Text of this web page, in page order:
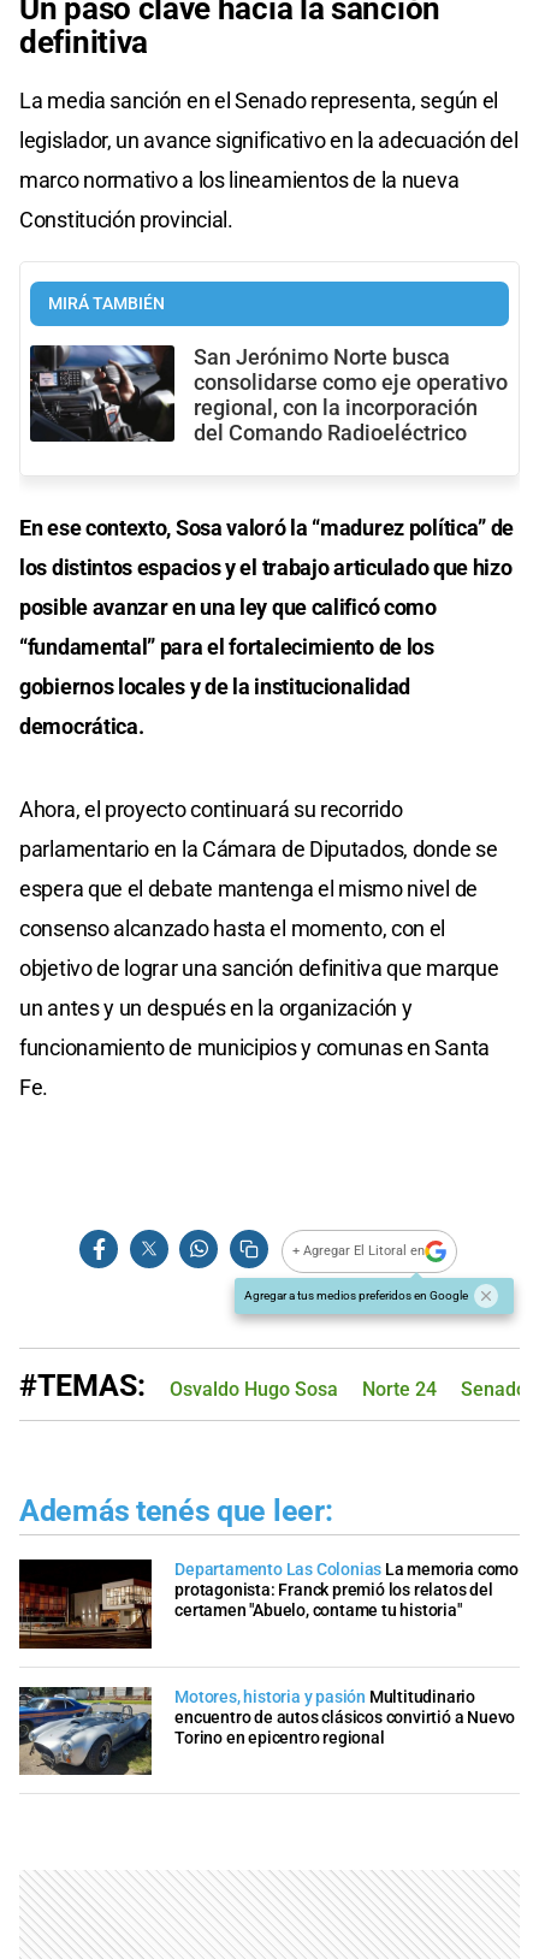
Un paso clave hacia la sanción
definitiva
La media sanción en el Senado representa, según el
legislador, un avance significativo en la adecuación del
marco normativo a los lineamientos de la nueva
Constitución provincial.
MIRÁ TAMBIÉN
San Jerónimo Norte busca
consolidarse como eje operativo
regional, con la incorporación
del Comando Radioeléctrico
En ese contexto, Sosa valoró la “madurez política” de
los distintos espacios y el trabajo articulado que hizo
posible avanzar en una ley que calificó como
“fundamental” para el fortalecimiento de los
gobiernos locales y de la institucionalidad
democrática.
Ahora, el proyecto continuará su recorrido
parlamentario en la Cámara de Diputados, donde se
espera que el debate mantenga el mismo nivel de
consenso alcanzado hasta el momento, con el
objetivo de lograr una sanción definitiva que marque
un antes y un después en la organización y
funcionamiento de municipios y comunas en Santa
Fe.
+ Agregar El Litoral en
Agregar a tus medios preferidos en Google
#TEMAS: Osvaldo Hugo Sosa Norte 24 Senado
Además tenés que leer:
Departamento Las Colonias La memoria como
protagonista: Franck premió los relatos del
certamen "Abuelo, contame tu historia"
Motores, historia y pasión Multitudinario
encuentro de autos clásicos convirtió a Nuevo
Torino en epicentro regional